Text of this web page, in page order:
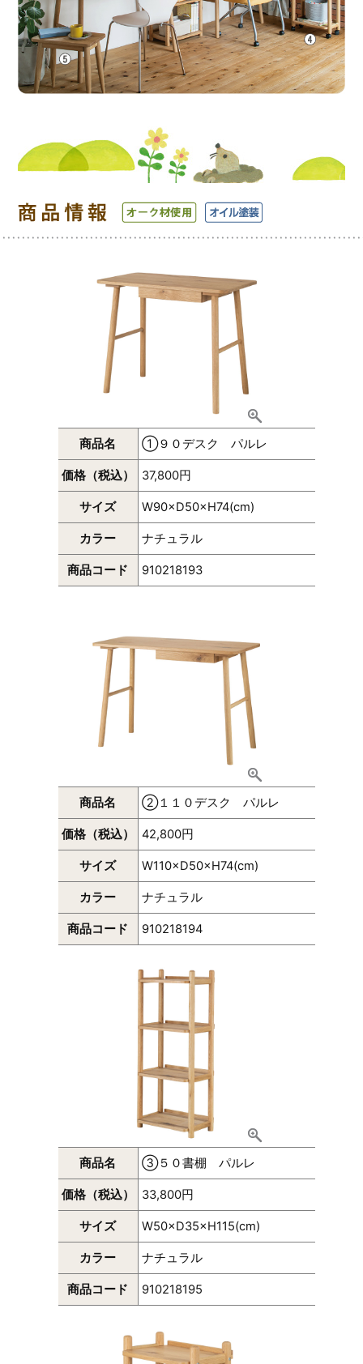
商品名 ①９０デスク パルレ
価格（税込） 37,800円
サイズ W90×D50×H74(cm)
カラー ナチュラル
商品コード 910218193
商品名 ②１１０デスク パルレ
価格（税込） 42,800円
サイズ W110×D50×H74(cm)
カラー ナチュラル
商品コード 910218194
商品名 ③５０書棚 パルレ
価格（税込） 33,800円
サイズ W50×D35×H115(cm)
カラー ナチュラル
商品コード 910218195